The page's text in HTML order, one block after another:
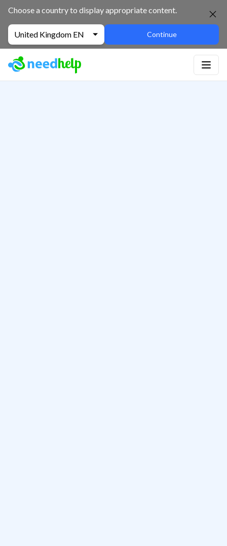
Choose a country to display appropriate content.
United Kingdom EN Continue